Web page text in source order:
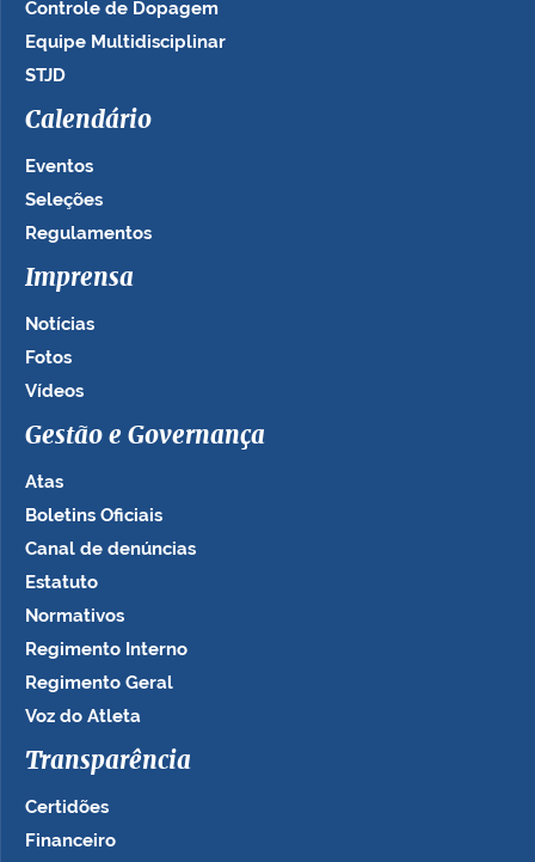
Controle de Dopagem
Equipe Multidisciplinar
STJD
Calendário
Eventos
Seleções
Regulamentos
Imprensa
Notícias
Fotos
Vídeos
Gestão e Governança
Atas
Boletins Oficiais
Canal de denúncias
Estatuto
Normativos
Regimento Interno
Regimento Geral
Voz do Atleta
Transparência
Certidões
Financeiro